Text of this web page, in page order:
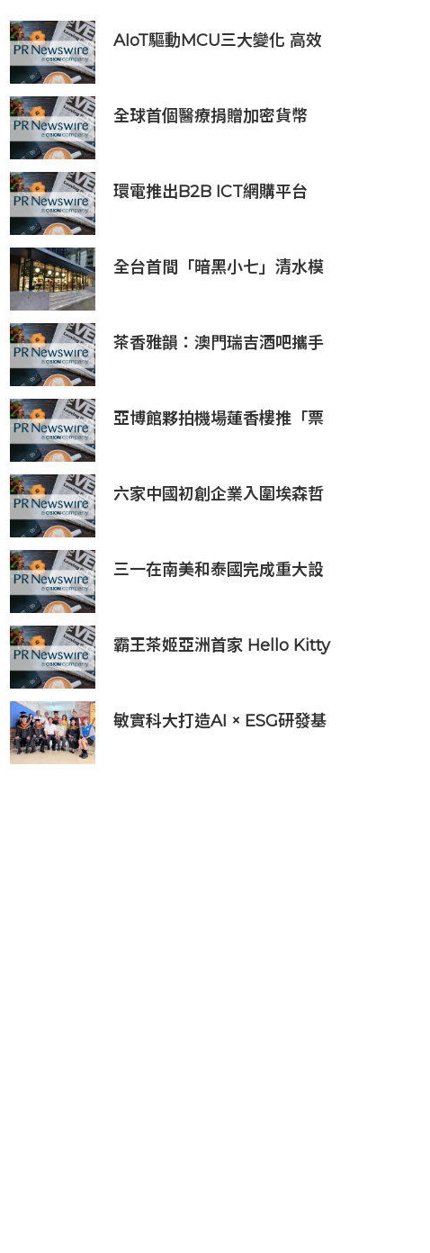
AIoT驅動MCU三大變化 高效
全球首個醫療捐贈加密貨幣
環電推出B2B ICT網購平台
全台首間「暗黑小七」清水模
茶香雅韻：澳門瑞吉酒吧攜手
亞博館夥拍機場蓮香樓推「票
六家中國初創企業入圍埃森哲
三一在南美和泰國完成重大設
霸王茶姬亞洲首家 Hello Kitty
敏實科大打造AI × ESG研發基